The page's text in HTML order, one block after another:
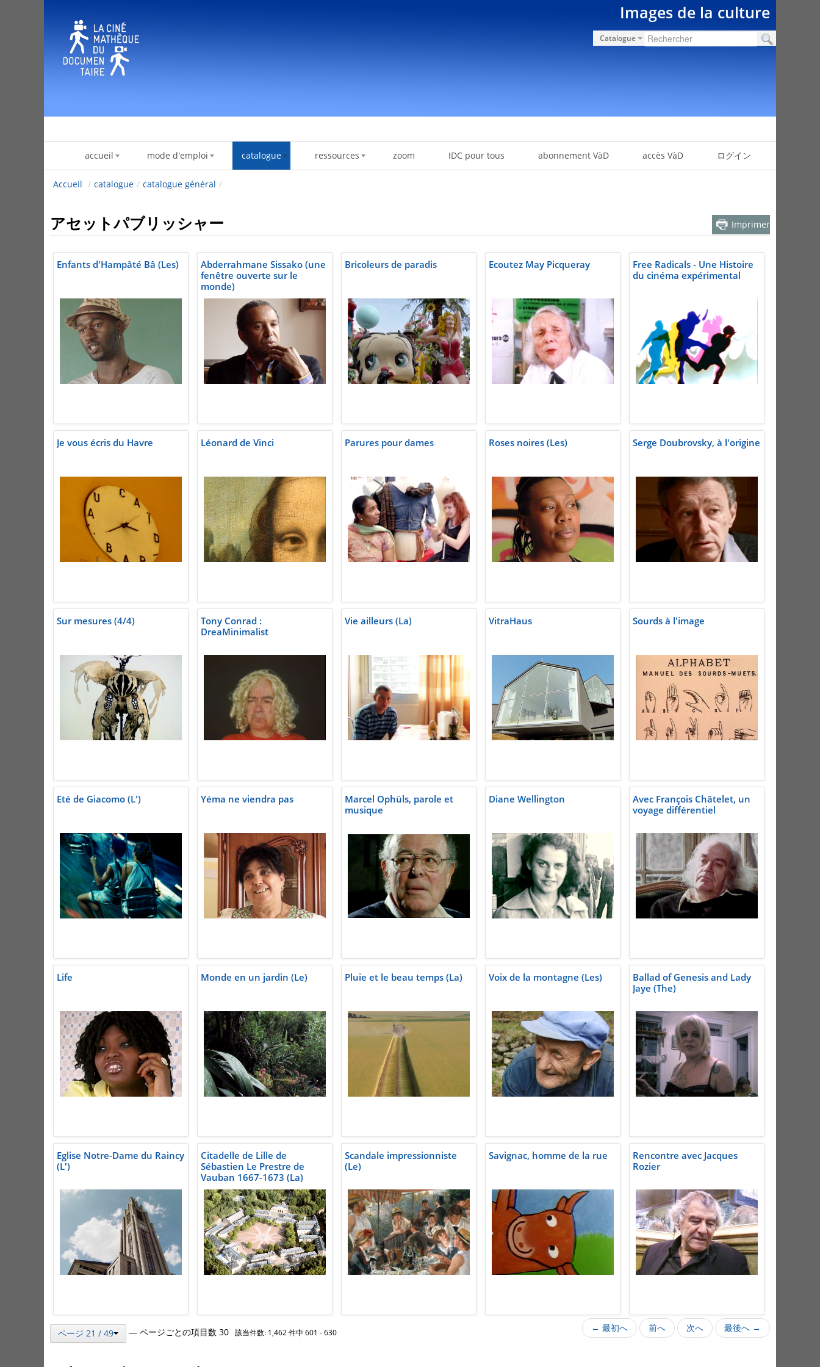
Images de la culture
Catalogue
accueil mode d'emploi catalogue ressources zoom IDC pour tous abonnement VàD accès VàD ログイン
Accueil / catalogue / catalogue général /
アセットパブリッシャー Imprimer
Enfants d'Hampâté Bâ (Les)
Abderrahmane Sissako (une
fenêtre ouverte sur le
monde)
Bricoleurs de paradis Ecoutez May Picqueray
Free Radicals - Une Histoire
du cinéma expérimental
Je vous écris du Havre Léonard de Vinci Parures pour dames Roses noires (Les) Serge Doubrovsky, à l'origine
Sur mesures (4/4)
Tony Conrad :
DreaMinimalist
Vie ailleurs (La) VitraHaus Sourds à l'image
Eté de Giacomo (L') Yéma ne viendra pas
Marcel Ophüls, parole et
musique
Diane Wellington
Avec François Châtelet, un
voyage différentiel
Life Monde en un jardin (Le) Pluie et le beau temps (La) Voix de la montagne (Les)
Ballad of Genesis and Lady
Jaye (The)
Eglise Notre-Dame du Raincy
(L')
Citadelle de Lille de
Sébastien Le Prestre de
Vauban 1667-1673 (La)
Scandale impressionniste
(Le)
Savignac, homme de la rue
Rencontre avec Jacques
Rozier
ページ 21 / 49 — ページごとの項目数 30 該当件数: 1,462 件中 601 - 630 ← 最初へ 前へ 次へ 最後へ →